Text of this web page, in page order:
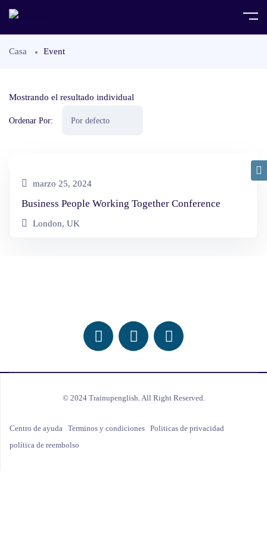
Casa Event
Mostrando el resultado individual
Ordenar Por:
marzo 25, 2024
Business People Working Together Conference
London, UK
© 2024 Trainupenglish. All Right Reserved.
Centro de ayuda Terminos y condiciones Politicas de privacidad
política de reembolso